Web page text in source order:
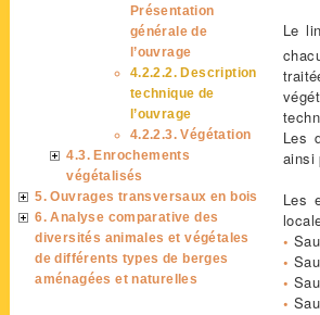
Le
Les
ainsi
Les
•
•
•
•
Présentation
générale de
l’ouvrage
4.2.2.2. Description
technique de
l’ouvrage
4.2.2.3. Végétation
4.3. Enrochements
végétalisés
5. Ouvrages transversaux en bois
6. Analyse comparative des
diversités animales et végétales
de différents types de berges
aménagées et naturelles